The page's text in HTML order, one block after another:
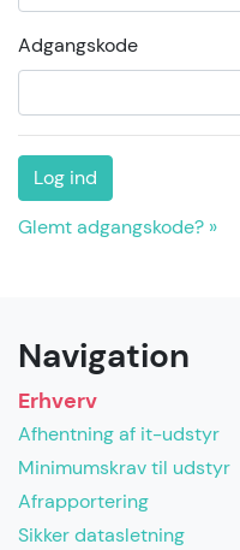
Adgangskode
Log ind
Glemt adgangskode? »
Navigation
Erhverv
Afhentning af it-udstyr
Minimumskrav til udstyr
Afrapportering
Sikker datasletning